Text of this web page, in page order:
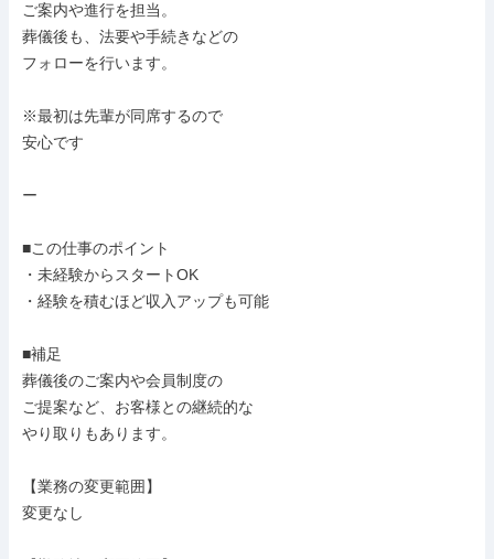
ご案内や進行を担当。
葬儀後も、法要や手続きなどの
フォローを行います。
※最初は先輩が同席するので
安心です
ー
■この仕事のポイント
・未経験からスタートOK
・経験を積むほど収入アップも可能
■補足
葬儀後のご案内や会員制度の
ご提案など、お客様との継続的な
やり取りもあります。
【業務の変更範囲】
変更なし